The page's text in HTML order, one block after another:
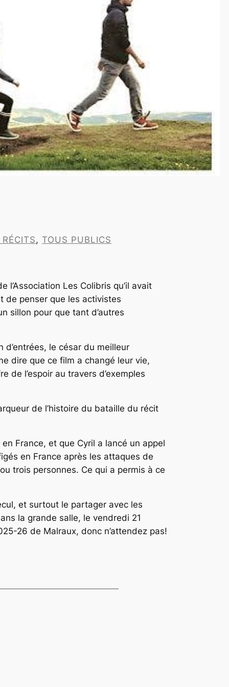
, TOUS PUBLICS
l’Association Les Colibris qu’il avait
de penser que les activistes
sillon pour que tant d’autres
d’entrées, le césar du meilleur
dire que ce film a changé leur vie,
l’espoir au travers d’exemples
de l’histoire du bataille du récit
France, et que Cyril a lancé un appel
en France après les attaques de
trois personnes. Ce qui a permis à ce
et surtout le partager avec les
la grande salle, le vendredi 21
26 de Malraux, donc n’attendez pas!